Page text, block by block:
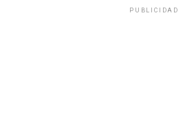
PUBLICIDAD